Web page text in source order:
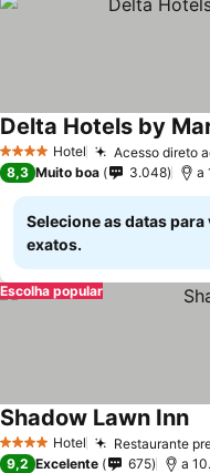
4 EstrelasHotel Acesso direto
Delta Hotels by
8,3 Muito boa 3.048 a
Selecione as datas
exatos.
Escolha popular
4 EstrelasHotel Restaurante
Shadow Lawn Inn
9,2 Excelente 675 a